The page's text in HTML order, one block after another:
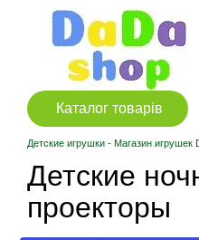
Перейти к основному контенту
Каталог товарів
Детские игрушки - Магазин игрушек
Детские
проекторы